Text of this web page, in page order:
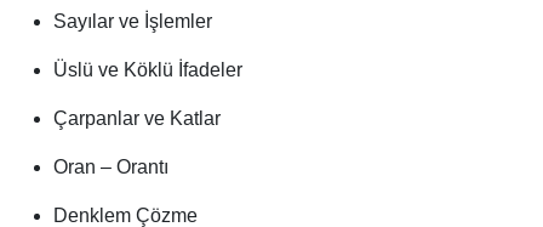
Sayılar ve İşlemler
Üslü ve Köklü İfadeler
Çarpanlar ve Katlar
Oran – Orantı
Denklem Çözme